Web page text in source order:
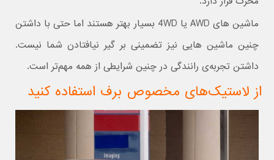
ماشین های AWD یا 4WD بسیار بهتر هستند اما حتی با داشتن
چنین ماشین هایی نیز تضمینی بر گیر نیافتادن شما نیست.
داشتن تجربه‌ی رانندگی در چنین شرایطی از همه مهم‌تر است.
از لاستیک‌های مخصوص برف استفاده کنید